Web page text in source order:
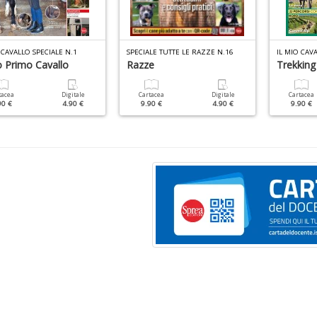
SPECIALE N.1
Primo Cavallo
€
Digitale
4.90 €
SPECIALE TUTTE LE RAZZE N.16
Razze
Cartacea
9.90 €
Digitale
4.90 €
IL MIO
Cartacea
9.90 €